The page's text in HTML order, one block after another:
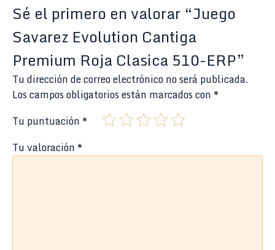
Sé el primero en valorar “Juego
Savarez Evolution Cantiga
Premium Roja Clasica 510-ERP”
Tu dirección de correo electrónico no será publicada.
Los campos obligatorios están marcados con *
Tu puntuación *
Tu valoración *